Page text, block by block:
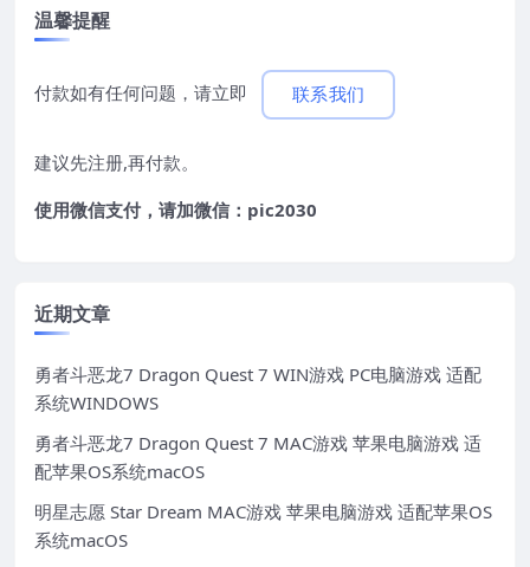
温馨提醒
付款如有任何问题，请立即 联系我们
建议先注册,再付款。
使用微信支付，请加微信：pic2030
近期文章
勇者斗恶龙7 Dragon Quest 7 WIN游戏 PC电脑游戏 适配
系统WINDOWS
勇者斗恶龙7 Dragon Quest 7 MAC游戏 苹果电脑游戏 适
配苹果OS系统macOS
明星志愿 Star Dream MAC游戏 苹果电脑游戏 适配苹果OS
系统macOS